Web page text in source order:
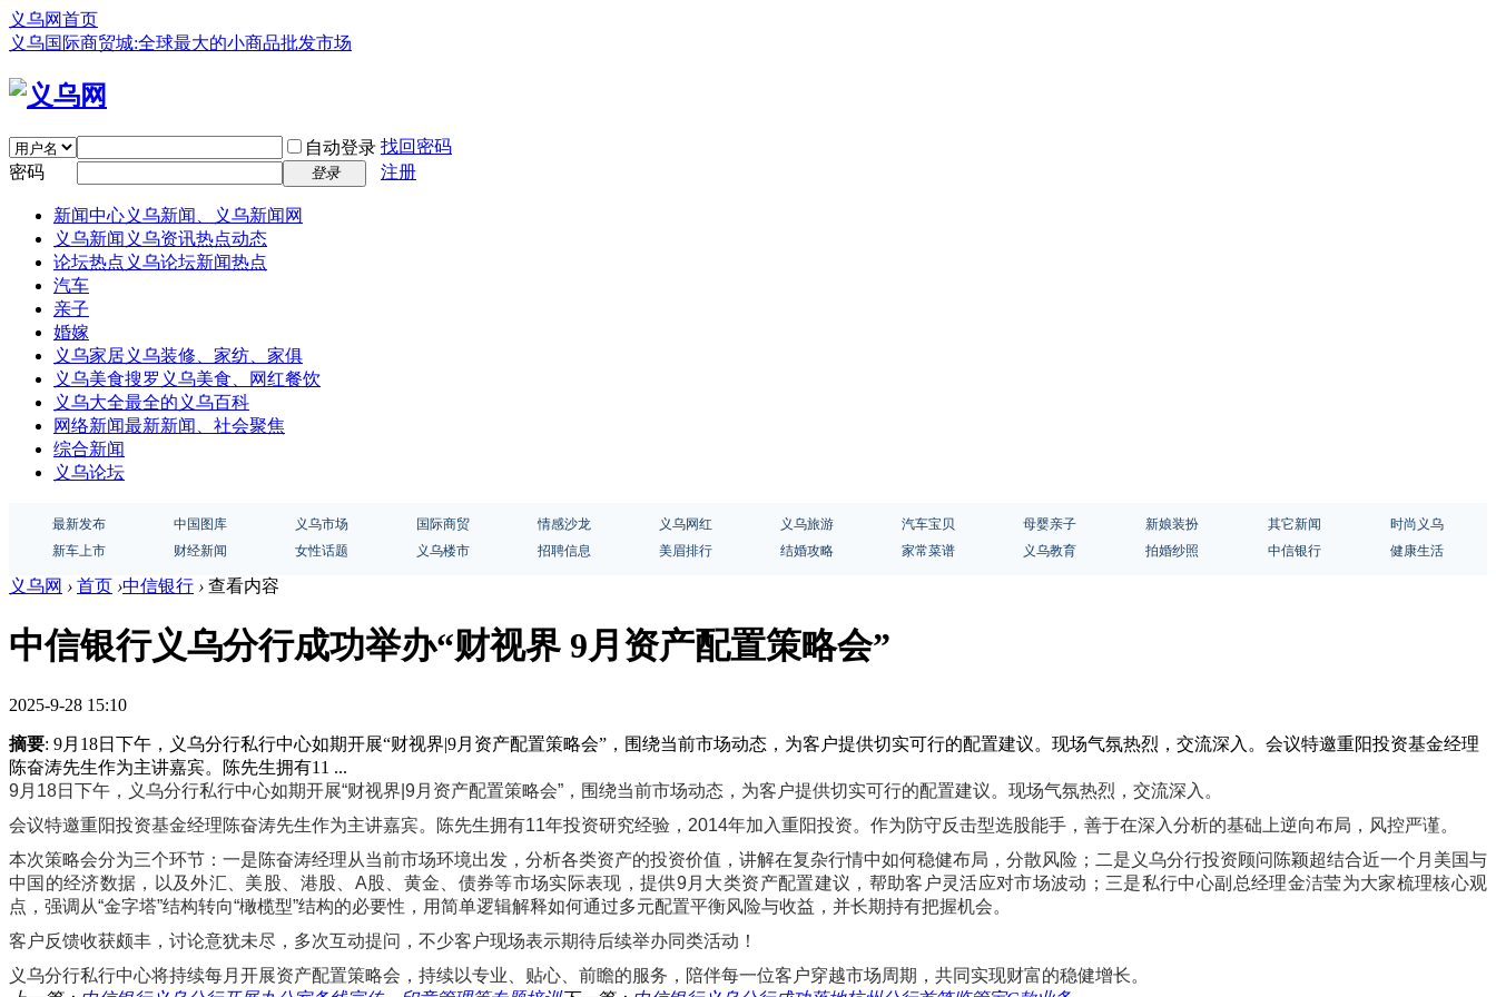
义乌网首页
义乌国际商贸城:全球最大的小商品批发市场
自动登录 找回密码
密码
登录 注册
新闻中心义乌新闻、义乌新闻网
义乌新闻 义乌资讯热点动态
论坛热点 义乌论坛新闻热点
汽车
亲子
婚嫁
义乌家居义乌装修、家纺、家俱
义乌美食搜罗义乌美食、网红餐饮
义乌大全最全的义乌百科
网络新闻最新新闻、社会聚焦
综合新闻
义乌论坛
最新发布 中国图库 义乌市场 国际商贸 情感沙龙 义乌网红 义乌旅游 汽车宝贝 母婴亲子 新娘装扮 其它新闻
时尚义乌
新车上市
财经新闻 女性话题 义乌楼市 招聘信息 美眉排行 结婚攻略 家常菜谱 义乌教育 拍婚纱照 中信银行 健康生活
义乌网 › 首页 ›中信银行 › 查看内容
中信银行义乌分行成功举办“财视界 9月资产配置策略会”
2025-9-28 15:10
摘要: 9月18日下午，义乌分行私行中心如期开展“财视界|9月资产配置策略会”，围绕当前市场动态，为客户提供切实可行的配置建议。现场气氛热烈，交流深入。会议特邀重阳投资基金经理
陈奋涛先生作为主讲嘉宾。陈先生拥有11 ...
9月18日下午，义乌分行私行中心如期开展“财视界|9月资产配置策略会”，围绕当前市场动态，为客户提供切实可行的配置建议。现场气氛热烈，交流深入。
会议特邀重阳投资基金经理陈奋涛先生作为主讲嘉宾。陈先生拥有11年投资研究经验，2014年加入重阳投资。作为防守反击型选股能手，善于在深入分析的基础上逆向布局，风控严谨。
本次策略会分为三个环节：一是陈奋涛经理从当前市场环境出发，分析各类资产的投资价值，讲解在复杂行情中如何稳健布局，分散风险；二是义乌分行投资顾问陈颖超结合近一个月美国与
中国的经济数据，以及外汇、美股、港股、A股、黄金、债券等市场实际表现，提供9月大类资产配置建议，帮助客户灵活应对市场波动；三是私行中心副总经理金洁莹为大家梳理核心观
点，强调从“金字塔”结构转向“橄榄型”结构的必要性，用简单逻辑解释如何通过多元配置平衡风险与收益，并长期持有把握机会。
客户反馈收获颇丰，讨论意犹未尽，多次互动提问，不少客户现场表示期待后续举办同类活动！
义乌分行私行中心将持续每月开展资产配置策略会，持续以专业、贴心、前瞻的服务，陪伴每一位客户穿越市场周期，共同实现财富的稳健增长。